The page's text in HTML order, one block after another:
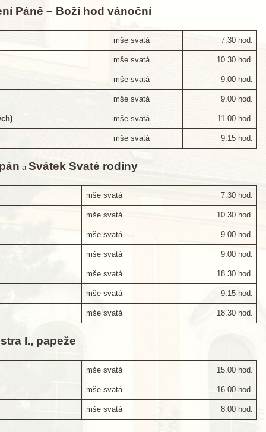
Páně – Boží hod vánoční
mše svatá 7.30 hod.
mše svatá 10.30 hod.
mše svatá 9.00 hod.
mše svatá 9.00 hod.
mše svatá 11.00 hod.
mše svatá 9.15 hod.
a Svátek Svaté rodiny
mše svatá 7.30 hod.
mše svatá 10.30 hod.
mše svatá 9.00 hod.
mše svatá 9.00 hod.
mše svatá 18.30 hod.
mše svatá 9.15 hod.
mše svatá 18.30 hod.
I., papeže
mše svatá 15.00 hod.
mše svatá 16.00 hod.
mše svatá 8.00 hod.